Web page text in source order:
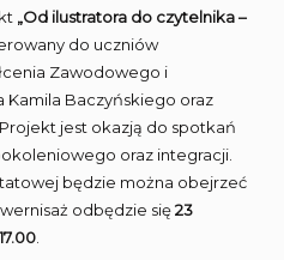
„Od ilustratora do czytelnika –
do uczniów
Zawodowego i
Kamila Baczyńskiego oraz
Projekt jest okazją do spotkań
oraz integracji.
będzie można obejrzeć
odbędzie się23